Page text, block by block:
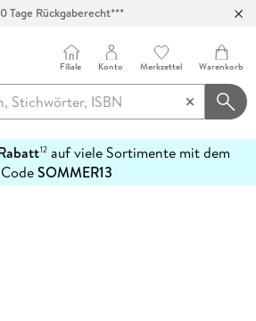
Tage Rückgaberecht***
Filiale Konto Merkzettel Warenkorb
12auf viele Sortimente mit dem
CodeSOMMER13